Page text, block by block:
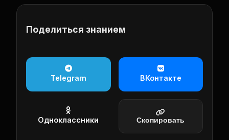
Поделиться знанием
Telegram ВКонтакте
Одноклассники Скопировать